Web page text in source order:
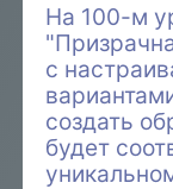
На 100-м
с
создать
будет